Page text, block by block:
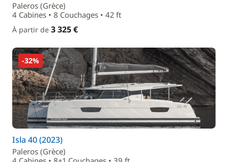
Paleros (Grèce)
4 Cabines • 8 Couchages • 42 ft
À partir de 3 325 €
-32%
Isla 40 (2023)
Paleros (Grèce)